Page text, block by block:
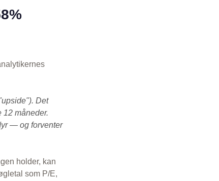
Det
12 måneder.
— og forventer
holder, kan
som P/E,